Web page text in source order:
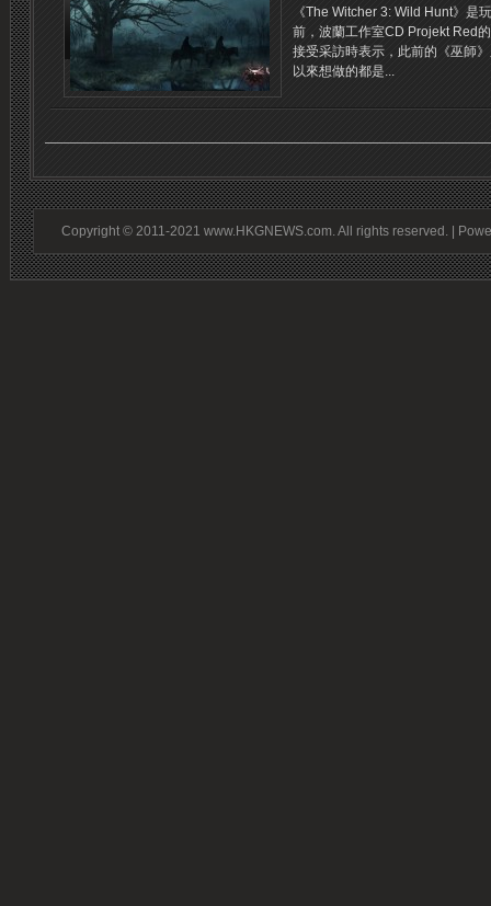
《The Witcher 3: Wild Hunt》是
前，波蘭工作室CD Projekt Red
接受采訪時表示，此前的《巫師
以來想做的都是...
Copyright © 2011-2021 www.HKGNEWS.com. All rights reserved. |